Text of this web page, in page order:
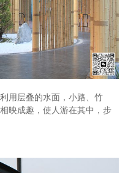
用层叠的水面，小路、竹
映成趣，使人游在其中，步